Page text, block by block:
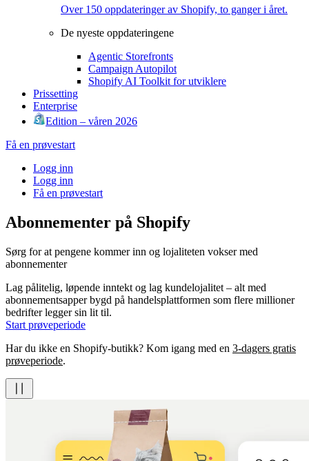
Over 150 oppdateringer av Shopify, to ganger i året.
De nyeste oppdateringene
Agentic Storefronts
Campaign Autopilot
Shopify AI Toolkit for utviklere
Prissetting
Enterprise
Edition – våren 2026
Få en prøvestart
Logg inn
Logg inn
Få en prøvestart
Abonnementer på Shopify
Sørg for at pengene kommer inn og lojaliteten vokser med
abonnementer
Lag pålitelig, løpende inntekt og lag kundelojalitet – alt med
abonnementsapper bygd på handelsplattformen som flere millioner
bedrifter legger sin lit til.
Start prøveperiode
Har du ikke en Shopify-butikk? Kom igang med en 3-dagers gratis
prøveperiode.